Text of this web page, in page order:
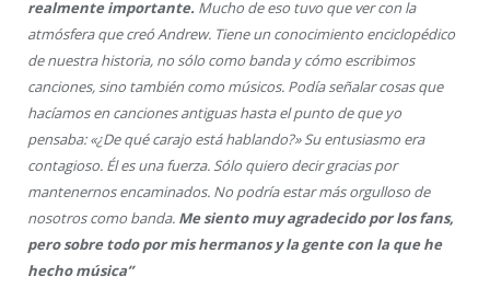
realmente importante. Mucho de eso tuvo que ver con la
atmósfera que creó Andrew. Tiene un conocimiento enciclopédico
de nuestra historia, no sólo como banda y cómo escribimos
canciones, sino también como músicos. Podía señalar cosas que
hacíamos en canciones antiguas hasta el punto de que yo
pensaba: «¿De qué carajo está hablando?» Su entusiasmo era
contagioso. Él es una fuerza. Sólo quiero decir gracias por
mantenernos encaminados. No podría estar más orgulloso de
nosotros como banda. Me siento muy agradecido por los fans,
pero sobre todo por mis hermanos y la gente con la que he
hecho música”